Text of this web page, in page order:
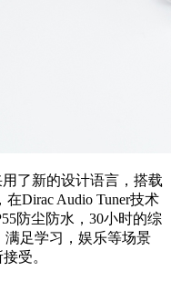
了新的设计语言，搭载
Dirac Audio Tuner技术
防尘防水，30小时的综
满足学习，娱乐等场景
受。